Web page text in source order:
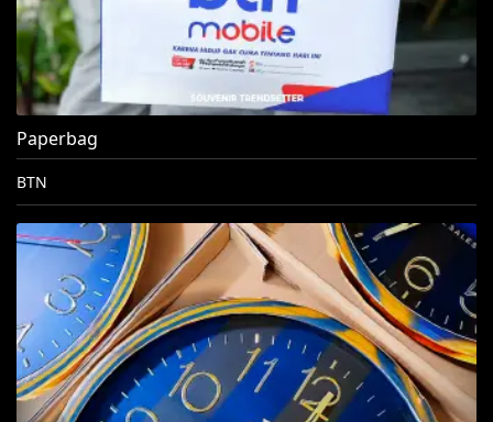
Paperbag
BTN